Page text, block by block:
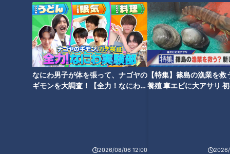
なにわ男子が体を張って、ナゴヤの
ギモンを大調査！【全力！なにわ実
2026/08/06 12:00
【特集】篠島の漁業を救
養殖 車エビに大アサリ
くんは頭のかゆみとも闘う日々
…CBCテレビ定期配信型 CBCド
キュメンタリー「ピエロと呼ば
れた息子」第４６話
ナ重症化”が心配です！ CBCテ
レビ 定期配信型 ドキュメンタ
リー「ピエロと呼ばれた息子」
第４４話
実名と仮名…そして“ピエロ” 呼
賀久くんの両親に聞いてみたい
メンタリー